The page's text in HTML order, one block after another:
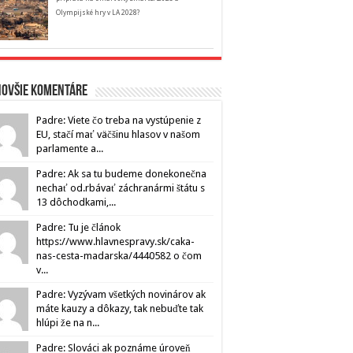
Olympijské hry v LA 2028?
komentáre
Padre: Viete čo treba na vystúpenie z
EU, stačí mať väčšinu hlasov v našom
parlamente a...
Padre: Ak sa tu budeme donekonečna
nechať od.rbávať záchranármi štátu s
13 dôchodkami,...
Padre: Tu je článok
https://www.hlavnespravy.sk/caka-
nas-cesta-madarska/4440582 o čom
v...
Padre: Vyzývam všetkých novinárov ak
máte kauzy a dôkazy, tak nebuďte tak
hlúpi že na n...
Padre: Slováci ak poznáme úroveň